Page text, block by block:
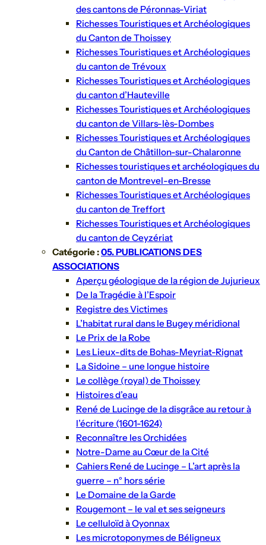
des cantons de Péronnas-Viriat
Richesses Touristiques et Archéologiques
du Canton de Thoissey
Richesses Touristiques et Archéologiques
du canton de Trévoux
Richesses Touristiques et Archéologiques
du canton d’Hauteville
Richesses Touristiques et Archéologiques
du canton de Villars-lès-Dombes
Richesses Touristiques et Archéologiques
du Canton de Châtillon-sur-Chalaronne
Richesses touristiques et archéologiques du
canton de Montrevel-en-Bresse
Richesses Touristiques et Archéologiques
du canton de Treffort
Richesses Touristiques et Archéologiques
du canton de Ceyzériat
Catégorie :05. PUBLICATIONS DES
ASSOCIATIONS
Aperçu géologique de la région de Jujurieux
De la Tragédie à l’Espoir
Registre des Victimes
L’habitat rural dans le Bugey méridional
Le Prix de la Robe
Les Lieux-dits de Bohas-Meyriat-Rignat
La Sidoine – une longue histoire
Le collège (royal) de Thoissey
Histoires d’eau
René de Lucinge de la disgrâce au retour à
l’écriture (1601-1624)
Reconnaître les Orchidées
Notre-Dame au Cœur de la Cité
Cahiers René de Lucinge – L’art après la
guerre – n° hors série
Le Domaine de la Garde
Rougemont – le val et ses seigneurs
Le celluloïd à Oyonnax
Les microtoponymes de Béligneux